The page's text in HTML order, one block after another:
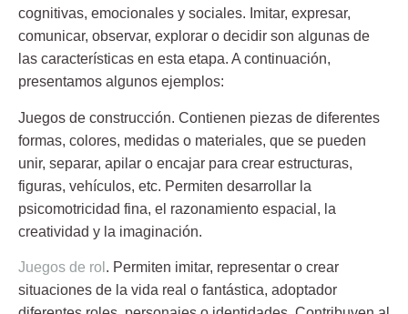
cognitivas, emocionales y sociales. Imitar, expresar,
comunicar, observar, explorar o decidir son algunas de
las características en esta etapa. A continuación,
presentamos algunos ejemplos:
Juegos de construcción. Contienen piezas de diferentes
formas, colores, medidas o materiales, que se pueden
unir, separar, apilar o encajar para crear estructuras,
figuras, vehículos, etc. Permiten desarrollar la
psicomotricidad fina, el razonamiento espacial, la
creatividad y la imaginación.
Juegos de rol . Permiten imitar, representar o crear
situaciones de la vida real o fantástica, adoptador